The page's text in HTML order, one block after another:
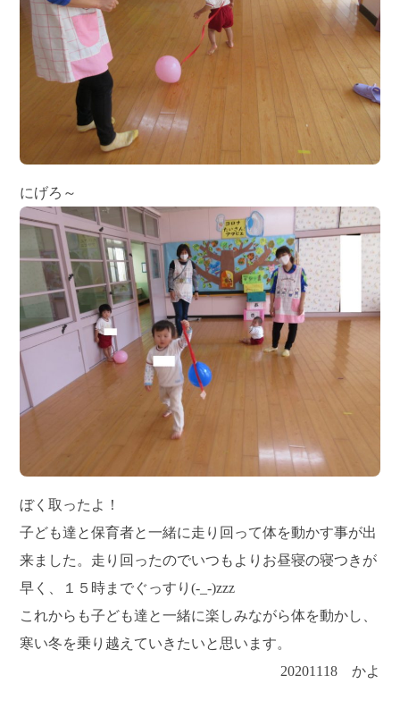
にげろ～
ぼく取ったよ！
子ども達と保育者と一緒に走り回って体を動かす事が出
来ました。走り回ったのでいつもよりお昼寝の寝つきが
早く、１５時までぐっすり(-_-)zzz
これからも子ども達と一緒に楽しみながら体を動かし、
寒い冬を乗り越えていきたいと思います。
20201118 かよ